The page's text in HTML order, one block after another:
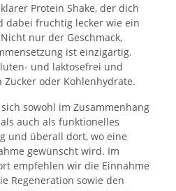
klarer Protein Shake, der dich
dabei fruchtig lecker wie ein
nur der Geschmack,
ist einzigartig.
und laktosefrei und
oder Kohlenhydrate.
sich sowohl im Zusammenhang
auch als funktionelles
und überall dort, wo eine
gewünscht wird. Im
empfehlen wir die Einnahme
Regeneration sowie den